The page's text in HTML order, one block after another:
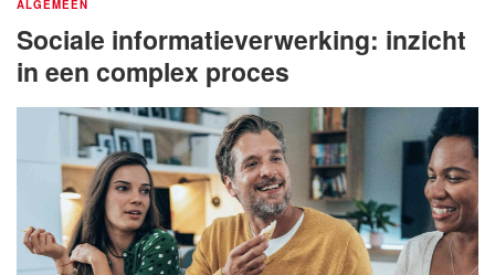
ALGEMEEN
Sociale informatieverwerking: inzicht
in een complex proces